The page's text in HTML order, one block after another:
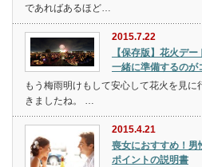
であればあるほど…
2015.7.22
【保存版】花火デ
一緒に準備するのが
もう梅雨明けもして安心して花火を見
きましたね。 …
2015.4.21
喪女におすすめ！男
ポイントの説明書